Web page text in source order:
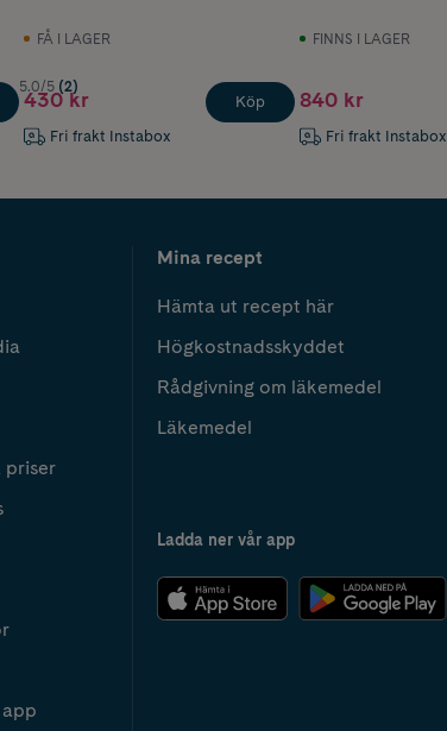
FÅ I LAGER
5.0/5 (2)
430 kr
Fri frakt Instabox
Köp
FINNS I LAGER
840 kr
Fri frakt Instabox
priser
Mina recept
Hämta ut recept här
Högkostnadsskyddet
Rådgivning om läkemedel
Läkemedel
Ladda ner vår app